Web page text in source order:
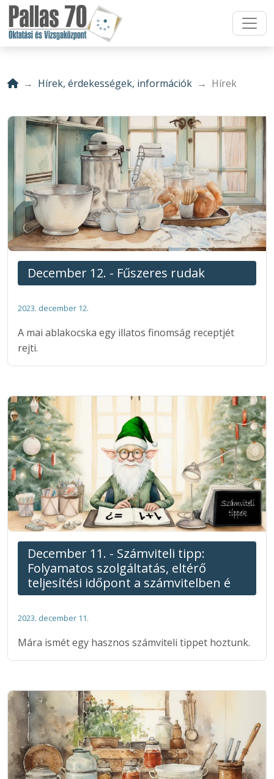
Hírek, érdekességek, információk Hírek
December 12. - Fűszeres rudak
2023. december 12.
A mai ablakocska egy illatos finomság receptjét
rejti.
December 11. - Számviteli tipp:
Folyamatos szolgáltatás, eltérő
teljesítési időpont a számvitelben é
2023. december 11.
Mára ismét egy hasznos számviteli tippet hoztunk.